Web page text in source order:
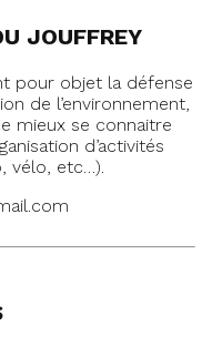
JOUFFREY
pour objet la défense
de l’environnement,
mieux se connaitre
d’activités
vélo, etc…).